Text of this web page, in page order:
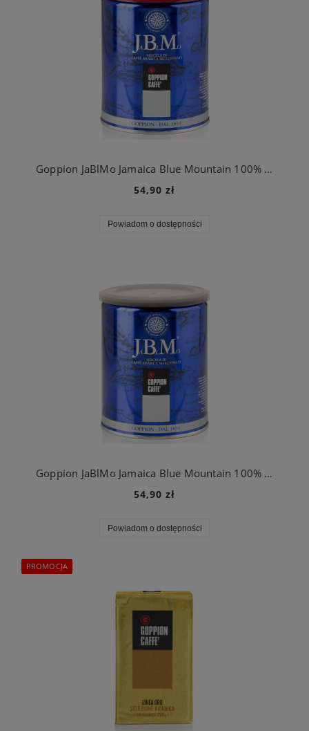
Goppion JaBlMo Jamaica Blue Mountain 100% Arabica - kawa mielona Premium 250g.
54,90 zł
Powiadom o dostępności
Goppion JaBlMo Jamaica Blue Mountain 100% Arabica - kawa ziarnista Premium 250g.
54,90 zł
Powiadom o dostępności
PROMOCJA